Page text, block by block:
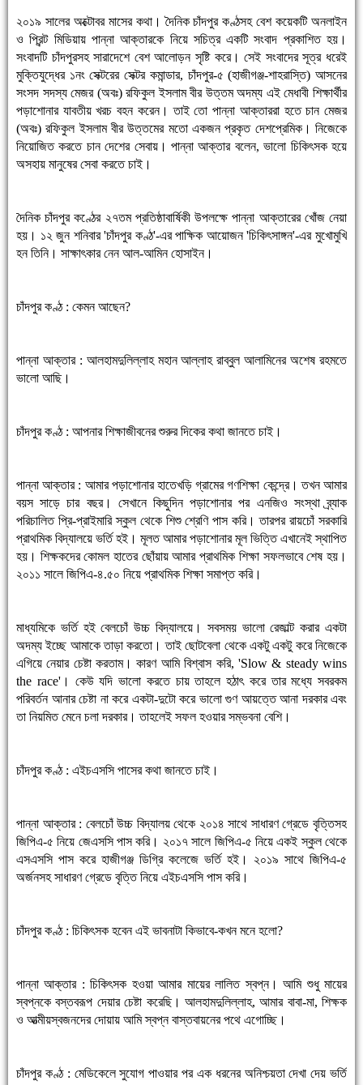
২০১৯ সালের অক্টোবর মাসের কথা। দৈনিক চাঁদপুর কণ্ঠসহ বেশ কয়েকটি অনলাইন
ও প্রিন্ট মিডিয়ায় পান্না আক্তারকে নিয়ে সচিত্র একটি সংবাদ প্রকাশিত হয়।
সংবাদটি চাঁদপুরসহ সারাদেশে বেশ আলোড়ন সৃষ্টি করে। সেই সংবাদের সূত্র ধরেই
মুক্তিযুদ্ধের ১নং সেক্টরের সেক্টর কমান্ডার, চাঁদপুর-৫ (হাজীগঞ্জ-শাহরাস্তি) আসনের
সংসদ সদস্য মেজর (অবঃ) রফিকুল ইসলাম বীর উত্তম অদম্য এই মেধাবী শিক্ষার্থীর
পড়াশোনার যাবতীয় খরচ বহন করেন। তাই তো পান্না আক্তাররা হতে চান মেজর
(অবঃ) রফিকুল ইসলাম বীর উত্তমের মতো একজন প্রকৃত দেশপ্রেমিক। নিজেকে
নিয়োজিত করতে চান দেশের সেবায়। পান্না আক্তার বলেন, ভালো চিকিৎসক হয়ে
অসহায় মানুষের সেবা করতে চাই।
দৈনিক চাঁদপুর কণ্ঠের ২৭তম প্রতিষ্ঠাবার্ষিকী উপলক্ষে পান্না আক্তারের খোঁজ নেয়া
হয়। ১২ জুন শনিবার 'চাঁদপুর কণ্ঠ'-এর পাক্ষিক আয়োজন 'চিকিৎসাঙ্গন'-এর মুখোমুখি
হন তিনি। সাক্ষাৎকার নেন আল-আমিন হোসাইন।
চাঁদপুর কণ্ঠ : কেমন আছেন?
পান্না আক্তার : আলহামদুলিল্লাহ মহান আল্লাহ রাব্বুল আলামিনের অশেষ রহমতে
ভালো আছি।
চাঁদপুর কণ্ঠ : আপনার শিক্ষাজীবনের শুরুর দিকের কথা জানতে চাই।
পান্না আক্তার : আমার পড়াশোনার হাতেখড়ি গ্রামের গণশিক্ষা কেন্দ্রে। তখন আমার
বয়স সাড়ে চার বছর। সেখানে কিছুদিন পড়াশোনার পর এনজিও সংস্থা ব্র্যাক
পরিচালিত প্রি-প্রাইমারি স্কুল থেকে শিশু শ্রেণি পাস করি। তারপর রায়চোঁ সরকারি
প্রাথমিক বিদ্যালয়ে ভর্তি হই। মূলত আমার পড়াশোনার মূল ভিত্তি এখানেই স্থাপিত
হয়। শিক্ষকদের কোমল হাতের ছোঁয়ায় আমার প্রাথমিক শিক্ষা সফলভাবে শেষ হয়।
২০১১ সালে জিপিএ-৪.৫০ নিয়ে প্রাথমিক শিক্ষা সমাপ্ত করি।
মাধ্যমিকে ভর্তি হই বেলচোঁ উচ্চ বিদ্যালয়ে। সবসময় ভালো রেজাল্ট করার একটা
অদম্য ইচ্ছে আমাকে তাড়া করতো। তাই ছোটবেলা থেকে একটু একটু করে নিজেকে
এগিয়ে নেয়ার চেষ্টা করতাম। কারণ আমি বিশ্বাস করি, 'Slow & steady wins
the race'। কেউ যদি ভালো করতে চায় তাহলে হঠাৎ করে তার মধ্যে সবরকম
পরিবর্তন আনার চেষ্টা না করে একটা-দুটো করে ভালো গুণ আয়ত্তে আনা দরকার এবং
তা নিয়মিত মেনে চলা দরকার। তাহলেই সফল হওয়ার সম্ভবনা বেশি।
চাঁদপুর কণ্ঠ : এইচএসসি পাসের কথা জানতে চাই।
পান্না আক্তার : বেলচোঁ উচ্চ বিদ্যালয় থেকে ২০১৪ সাথে সাধারণ গ্রেডে বৃত্তিসহ
জিপিএ-৫ নিয়ে জেএসসি পাস করি। ২০১৭ সালে জিপিএ-৫ নিয়ে একই স্কুল থেকে
এসএসসি পাস করে হাজীগঞ্জ ডিগ্রি কলেজে ভর্তি হই। ২০১৯ সাথে জিপিএ-৫
অর্জনসহ সাধারণ গ্রেডে বৃত্তি নিয়ে এইচএসসি পাস করি।
চাঁদপুর কণ্ঠ : চিকিৎসক হবেন এই ভাবনাটা কিভাবে-কখন মনে হলো?
পান্না আক্তার : চিকিৎসক হওয়া আমার মায়ের লালিত স্বপ্ন। আমি শুধু মায়ের
স্বপ্নকে বস্তবরূপ দেয়ার চেষ্টা করেছি। আলহামদুলিল্লাহ, আমার বাবা-মা, শিক্ষক
ও আত্মীয়স্বজনদের দোয়ায় আমি স্বপ্ন বাস্তবায়নের পথে এগোচ্ছি।
চাঁদপুর কণ্ঠ : মেডিকেলে সুযোগ পাওয়ার পর এক ধরনের অনিশ্চয়তা দেখা দেয় ভর্তি